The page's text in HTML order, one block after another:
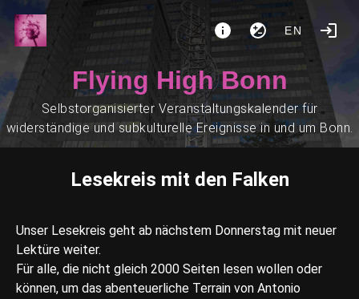
EN
Flying High Bonn
Selbstorganisierter Veranstaltungskalender für
widerständige und subkulturelle Ereignisse in und um Bonn.
Lesekreis mit den Falken
Unser Lesekreis geht ab nächstem Donnerstag mit neuer
Lektüre weiter.
Für alle, die nicht gleich 2000 Seiten lesen wollen oder
können, um das abenteuerliche Terrain von Antonio